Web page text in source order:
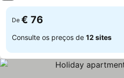
De € 76
Consulte os preços de 12 sites